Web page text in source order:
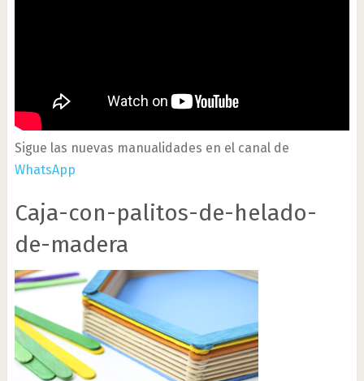
Sigue las nuevas manualidades en el canal de
WhatsApp
Caja-con-palitos-de-helado-
de-madera